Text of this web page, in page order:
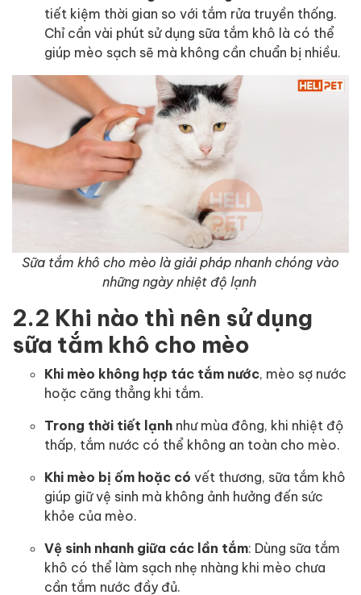
tiết kiệm thời gian so với tắm rửa truyền thống.
Chỉ cần vài phút sử dụng sữa tắm khô là có thể
giúp mèo sạch sẽ mà không cần chuẩn bị nhiều.
Sữa tắm khô cho mèo là giải pháp nhanh chóng vào
những ngày nhiệt độ lạnh
2.2 Khi nào thì nên sử dụng
sữa tắm khô cho mèo
Khi mèo không hợp tác tắm nước , mèo sợ nước
hoặc căng thẳng khi tắm.
Trong thời tiết lạnh như mùa đông, khi nhiệt độ
thấp, tắm nước có thể không an toàn cho mèo.
Khi mèo bị ốm hoặc có vết thương, sữa tắm khô
giúp giữ vệ sinh mà không ảnh hưởng đến sức
khỏe của mèo.
Vệ sinh nhanh giữa các lần tắm: Dùng sữa tắm
khô có thể làm sạch nhẹ nhàng khi mèo chưa
cần tắm nước đầy đủ.